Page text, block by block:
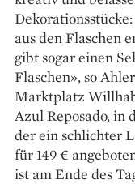
aus den Flaschen
gibt sogar einen
Flaschen», so
Marktplatz
Azul Reposado, in
der ein schlichter
für 149 €
ist am Ende des